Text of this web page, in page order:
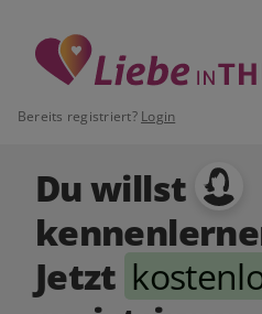
Bereits registriert? Login
Du willst
Jetzt